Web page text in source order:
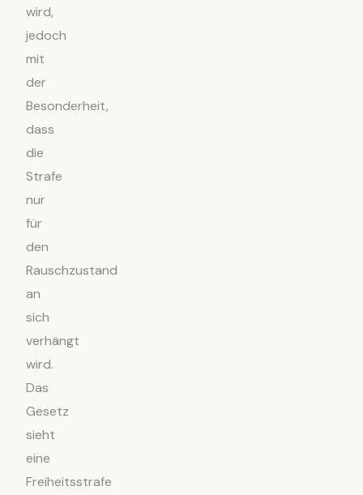
wird,
jedoch
mit
der
Besonderheit,
dass
die
Strafe
nur
für
den
Rauschzustand
an
sich
verhängt
wird.
Das
Gesetz
sieht
eine
Freiheitsstrafe